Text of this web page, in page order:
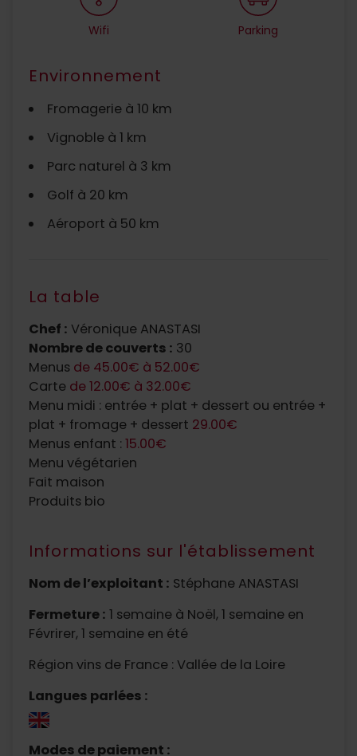
Wifi Parking
Environnement
Fromagerie à 10 km
Vignoble à 1 km
Parc naturel à 3 km
Golf à 20 km
Aéroport à 50 km
La table
Chef : Véronique ANASTASI
Nombre de couverts : 30
Menus de 45.00€ à 52.00€
Carte de 12.00€ à 32.00€
Menu midi : entrée + plat + dessert ou entrée +
plat + fromage + dessert 29.00€
Menus enfant : 15.00€
Menu végétarien
Fait maison
Produits bio
Informations sur l'établissement
Nom de l’exploitant : Stéphane ANASTASI
Fermeture : 1 semaine à Noël, 1 semaine en
Févrirer, 1 semaine en été
Région vins de France : Vallée de la Loire
Langues parlées :
Modes de paiement :